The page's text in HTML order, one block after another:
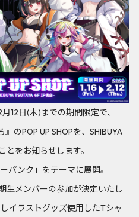
12日(木)までの期間限定で、
のPOP UP SHOPを、SHIBUYA
とをお知らせします。
パンク」をテーマに展開。
生メンバーの参加が決定いたし
イラストグッズ使用したTシャ